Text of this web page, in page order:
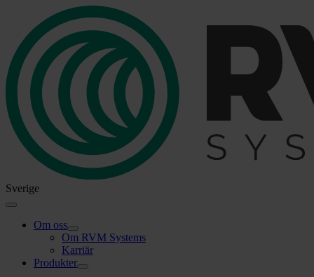
content
Sverige
Toggle
NavigationOm oss
Om RVM Systems
Karriär
Produkter